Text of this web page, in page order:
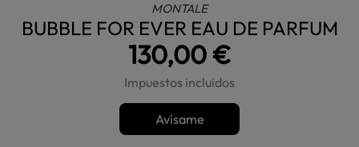
MONTALE
BUBBLE FOR EVER EAU DE PARFUM
130,00 €
Impuestos incluidos
Avísame